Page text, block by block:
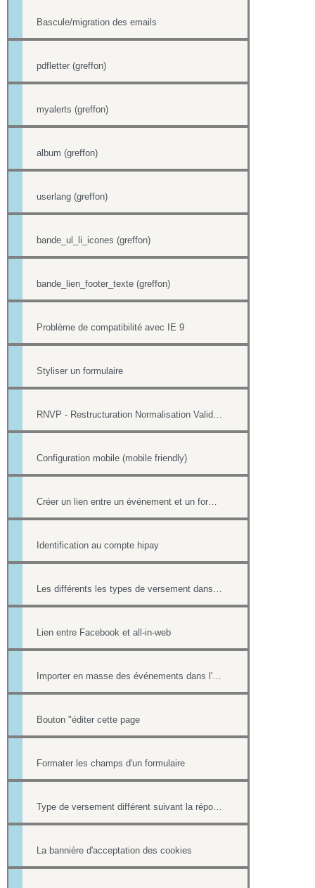
Bascule/migration des emails
pdfletter (greffon)
myalerts (greffon)
album (greffon)
userlang (greffon)
bande_ul_li_icones (greffon)
bande_lien_footer_texte (greffon)
Problème de compatibilité avec IE 9
Styliser un formulaire
RNVP - Restructuration Normalisation Validation Postale
Configuration mobile (mobile friendly)
Créer un lien entre un événement et un formulaire
Identification au compte hipay
Les différents les types de versement dans un formulaire payant.
Lien entre Facebook et all-in-web
Importer en masse des événements dans l'Agenda
Bouton "éditer cette page
Formater les champs d'un formulaire
Type de versement différent suivant la réponse à une question d'un formulaire
La bannière d'acceptation des cookies